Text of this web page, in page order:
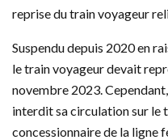
reprise du train voyageur
Suspendu depuis 2020 en
le train voyageur devait
novembre 2023.
interdit sa circulation sur le
concessionnaire de la ligne